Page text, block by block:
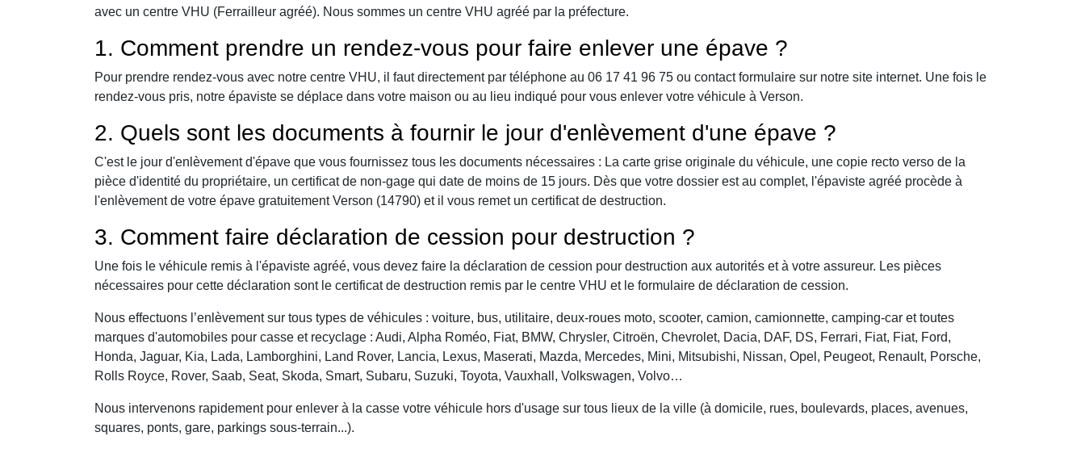
avec un centre VHU (Ferrailleur agréé). Nous sommes un centre VHU agréé par la préfecture.
1. Comment prendre un rendez-vous pour faire enlever une épave ?
Pour prendre rendez-vous avec notre centre VHU, il faut directement par téléphone au 06 17 41 96 75 ou contact formulaire sur notre site internet. Une fois le
rendez-vous pris, notre épaviste se déplace dans votre maison ou au lieu indiqué pour vous enlever votre véhicule à Verson.
2. Quels sont les documents à fournir le jour d'enlèvement d'une épave ?
C'est le jour d'enlèvement d'épave que vous fournissez tous les documents nécessaires : La carte grise originale du véhicule, une copie recto verso de la
pièce d'identité du propriétaire, un certificat de non-gage qui date de moins de 15 jours. Dès que votre dossier est au complet, l'épaviste agréé procède à
l'enlèvement de votre épave gratuitement Verson (14790) et il vous remet un certificat de destruction.
3. Comment faire déclaration de cession pour destruction ?
Une fois le véhicule remis à l'épaviste agréé, vous devez faire la déclaration de cession pour destruction aux autorités et à votre assureur. Les pièces
nécessaires pour cette déclaration sont le certificat de destruction remis par le centre VHU et le formulaire de déclaration de cession.
Nous effectuons l’enlèvement sur tous types de véhicules : voiture, bus, utilitaire, deux-roues moto, scooter, camion, camionnette, camping-car et toutes
marques d'automobiles pour casse et recyclage : Audi, Alpha Roméo, Fiat, BMW, Chrysler, Citroën, Chevrolet, Dacia, DAF, DS, Ferrari, Fiat, Fiat, Ford,
Honda, Jaguar, Kia, Lada, Lamborghini, Land Rover, Lancia, Lexus, Maserati, Mazda, Mercedes, Mini, Mitsubishi, Nissan, Opel, Peugeot, Renault, Porsche,
Rolls Royce, Rover, Saab, Seat, Skoda, Smart, Subaru, Suzuki, Toyota, Vauxhall, Volkswagen, Volvo…
Nous intervenons rapidement pour enlever à la casse votre véhicule hors d'usage sur tous lieux de la ville (à domicile, rues, boulevards, places, avenues,
squares, ponts, gare, parkings sous-terrain...).